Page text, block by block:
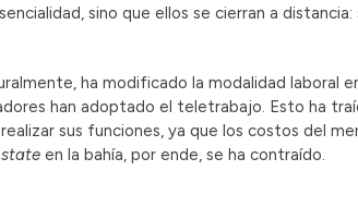
sino que ellos se cierran a
ha modificado la modalidad laboral
han adoptado el teletrabajo. Esto ha
sus funciones, ya que los costos del
en la bahía, por ende, se ha contraído.